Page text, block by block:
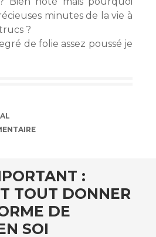
minutes de la vie à
?
de folie assez poussé je
:
TOUT DONNER
DE
SOI